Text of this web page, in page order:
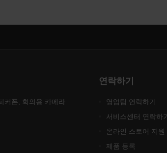
커폰, 회의용 카메라
연락하기
영업팀 연락하기
서비스센터 연락하기
온라인 스토어 지원
제품 등록